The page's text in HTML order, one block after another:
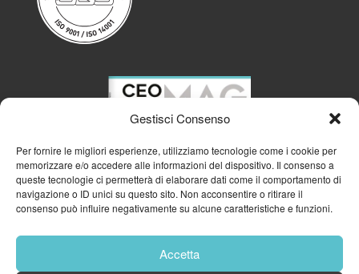
Gestisci Consenso
Per fornire le migliori esperienze, utilizziamo tecnologie come i cookie per
memorizzare e/o accedere alle informazioni del dispositivo. Il consenso a
queste tecnologie ci permetterà di elaborare dati come il comportamento di
navigazione o ID unici su questo sito. Non acconsentire o ritirare il
consenso può influire negativamente su alcune caratteristiche e funzioni.
Accetta